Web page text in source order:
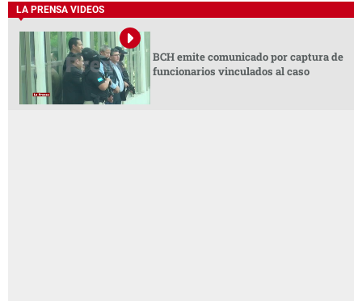
LA PRENSA VIDEOS
BCH emite comunicado por captura de
funcionarios vinculados al caso